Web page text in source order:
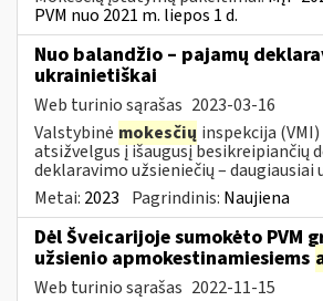
PVM nuo 2021 m. liepos 1 d.
Nuo balandžio – pajamų
ukrainietiškai
Web turinio sąrašas 2023-03-16
Valstybinė mokesčių inspekcija
atsižvelgus į išaugusį besikreipiančių
deklaravimo užsieniečių – daugiausiai
Metai: 2023 Pagrindinis: Naujiena
Dėl Šveicarijoje sumokėto PVM
užsienio apmokestinamiesiems
Web turinio sąrašas 2022-11-15